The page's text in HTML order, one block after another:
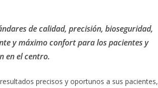
de calidad, precisión, bioseguridad,
y máximo confort para los pacientes y
en el centro.
precisos y oportunos a sus pacientes,